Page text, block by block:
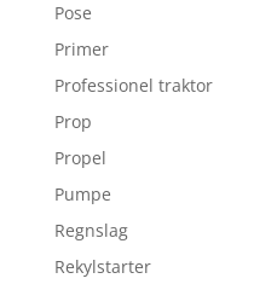
Pose
Primer
Professionel traktor
Prop
Propel
Pumpe
Regnslag
Rekylstarter